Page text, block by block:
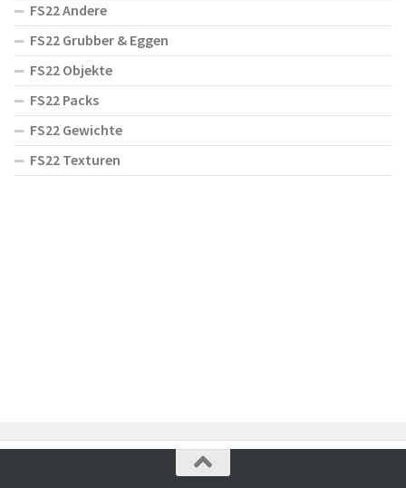
FS22 Andere
FS22 Grubber & Eggen
FS22 Objekte
FS22 Packs
FS22 Gewichte
FS22 Texturen